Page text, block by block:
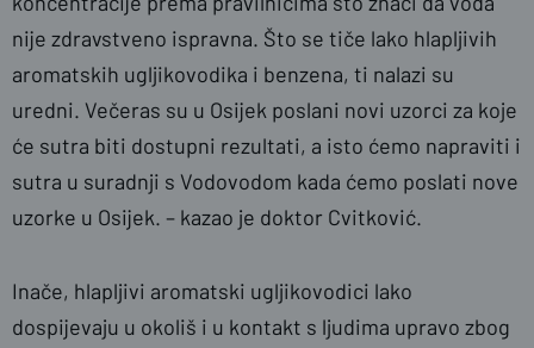
nije zdravstveno ispravna. Što se tiče lako hlapljivih
aromatskih ugljikovodika i benzena, ti nalazi su
uredni. Večeras su u Osijek poslani novi uzorci za koje
će sutra biti dostupni rezultati, a isto ćemo napraviti i
sutra u suradnji s Vodovodom kada ćemo poslati nove
uzorke u Osijek. – kazao je doktor Cvitković.
Inače, hlapljivi aromatski ugljikovodici lako
dospijevaju u okoliš i u kontakt s ljudima upravo zbog